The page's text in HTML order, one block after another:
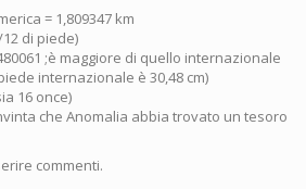
= 1,809347 km
12 di piede)
;è maggiore di quello internazionale
internazionale è 30,48 cm)
16 once)
che Anomalia abbia trovato un tesoro
commenti.